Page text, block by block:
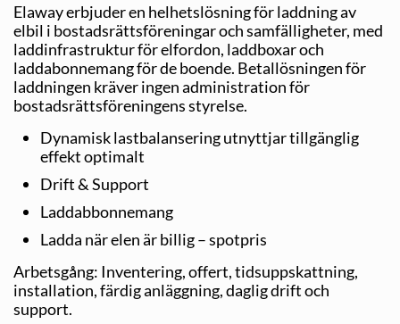
Elaway erbjuder en helhetslösning för laddning av
elbil i bostadsrättsföreningar och samfälligheter, med
laddinfrastruktur för elfordon, laddboxar och
laddabonnemang för de boende. Betallösningen för
laddningen kräver ingen administration för
bostadsrättsföreningens styrelse.
Dynamisk lastbalansering utnyttjar tillgänglig
effekt optimalt
Drift & Support
Laddabbonnemang
Ladda när elen är billig – spotpris
Arbetsgång: Inventering, offert, tidsuppskattning,
installation, färdig anläggning, daglig drift och
support.